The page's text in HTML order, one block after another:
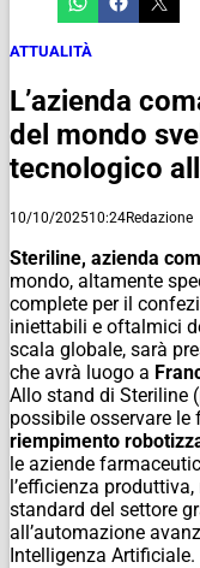
ATTUALITÀ
L’azienda
del mondo
tecnologico
10/10/202510:24Redazione
Steriline, azienda
mondo, altamente
complete per il
iniettabili e oftalmici
scala globale, sarà
che avrà luogo a
Allo stand di Steriline
possibile osservare
riempimento
le aziende
l’efficienza
standard del settore
all’automazione
Intelligenza Artificiale.